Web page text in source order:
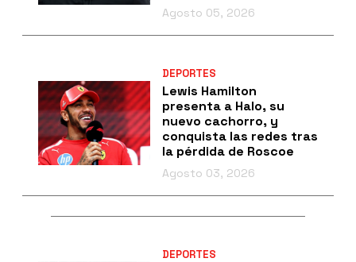
Agosto 05, 2026
DEPORTES
Lewis Hamilton
presenta a Halo, su
nuevo cachorro, y
conquista las redes tras
la pérdida de Roscoe
Agosto 03, 2026
DEPORTES